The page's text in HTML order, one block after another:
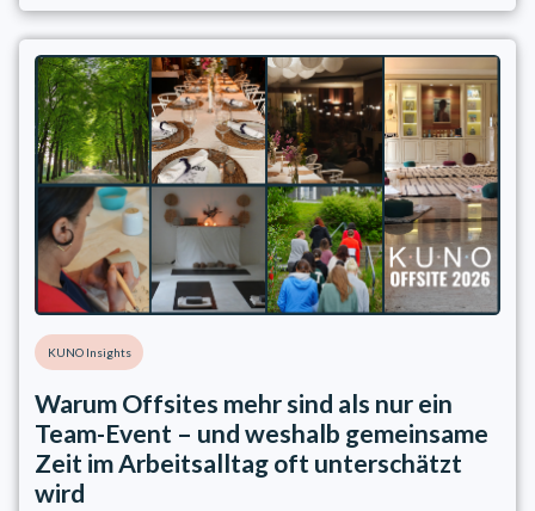
KUNO Insights
Warum Offsites mehr sind als nur ein
Team-Event – und weshalb gemeinsame
Zeit im Arbeitsalltag oft unterschätzt
wird